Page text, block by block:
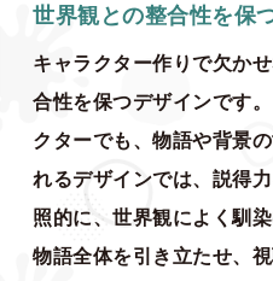
世界観との整合性を保
キャラクター作りで欠か
合性を保つデザインです
クターでも、物語や背景
れるデザインでは、説得
照的に、世界観によく馴
物語全体を引き立たせ、